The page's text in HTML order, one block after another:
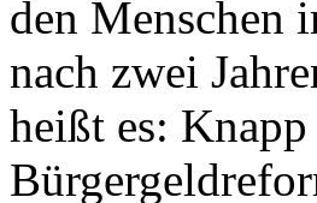
den Menschen
nach zwei
heißt es: